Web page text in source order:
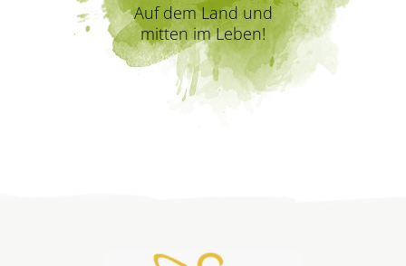
Auf dem Land und
mitten im Leben!